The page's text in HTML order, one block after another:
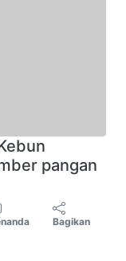
pangan
Bagikan